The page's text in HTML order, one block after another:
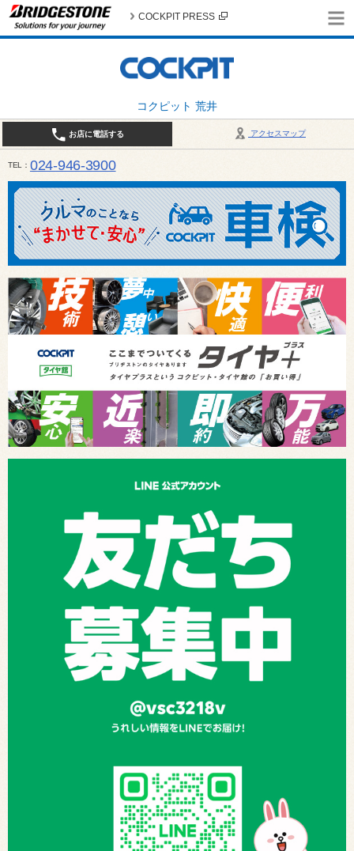
コクピット 荒井
COCKPIT PRESS
アクセスマップ
お店に電話する
TEL 024-946-3900
平日 9:30～19:00 日・祝日 9:30～18:00 / 定休日：毎週火曜日・繁忙期（4月・12月）を除
ご確認ください。